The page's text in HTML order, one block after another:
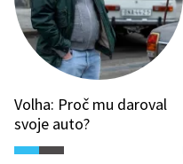
Volha: Proč mu daroval
svoje auto?